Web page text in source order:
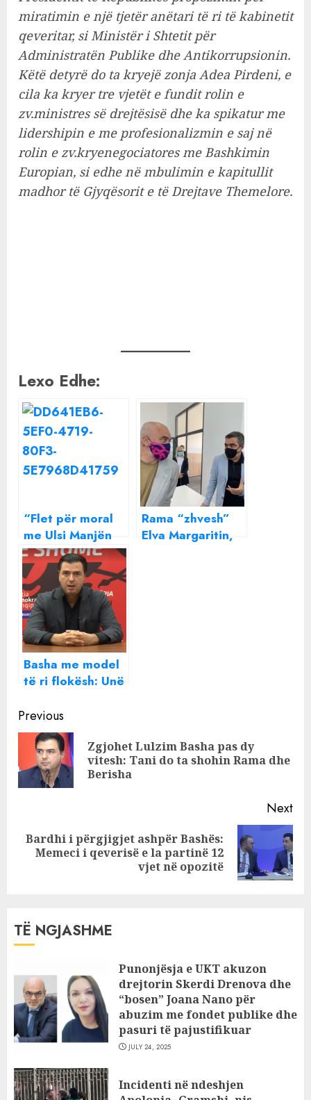
miratimin e një tjetër anëtari të ri të kabinetit
qeveritar, si Ministër i Shtetit për
Administratën Publike dhe Antikorrupsionin.
Këtë detyrë do ta kryejë zonja Adea Pirdeni, e
cila ka kryer tre vjetët e fundit rolin e
zv.ministres së drejtësisë dhe ka spikatur me
lidershipin e me profesionalizmin e saj në
rolin e zv.kryenegociatores me Bashkimin
Europian, si edhe në mbulimin e kapitullit
madhor të Gjyqësorit e të Drejtave Themelore.
Lexo Edhe:
“Flet për moral
me Ulsi Manjën
në krah?!”, si i
përgjigjet Rama
gazetari
Rama “zhvesh”
Elva Margaritin,
Basha me model
të ri flokësh: Unë
ngre shtetin e
Baba Mondit
Continue
Reading
Previous
Zgjohet Lulzim Basha pas dy
vitesh: Tani do ta shohin Rama dhe
Berisha
Next
Next
Bardhi i përgjigjet ashpër Bashës:
Memeci i qeverisë e la partinë 12
vjet në opozitë
TË NGJASHME
Punonjësja e UKT akuzon
drejtorin Skerdi Drenova dhe
“bosen” Joana Nano për
abuzim me fondet publike dhe
pasuri të pajustifikuar
JULY 24, 2025
Incidenti në ndeshjen